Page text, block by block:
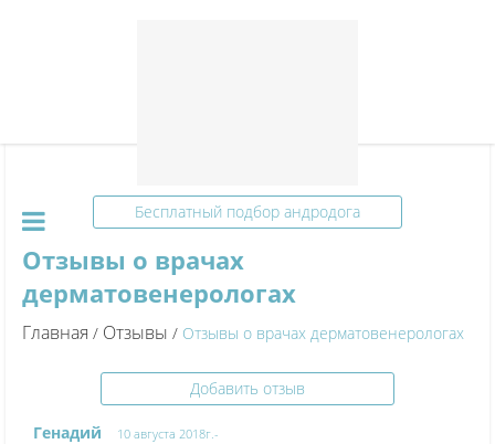
Бесплатный подбор андродога
Отзывы о врачах
дерматовенерологах
Главная / Отзывы / Отзывы о врачах дерматовенерологах
Добавить отзыв
Генадий 10 августа 2018г.-